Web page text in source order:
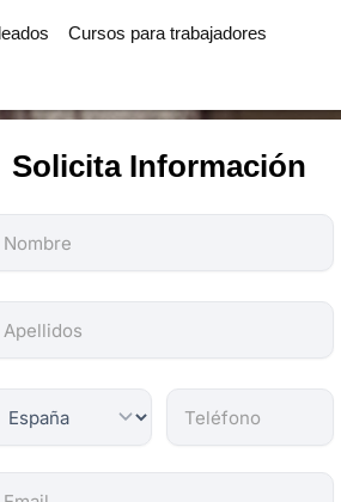
Cursos para trabajadores
Solicita Información